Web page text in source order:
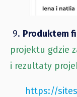
9. Produktem
projektu gdzie
i rezultaty
https://